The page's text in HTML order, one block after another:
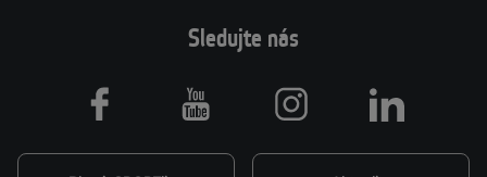
Sledujte nás
Facebook Youtube Instagram LinkedIn